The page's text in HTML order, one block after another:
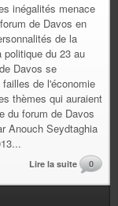
inégalités menace
de Davos en
de la
politique du 23 au
Davos se
de l'économie
thèmes qui auraient
du forum de Davos
Anouch Seydtaghia
Lire la suite 0